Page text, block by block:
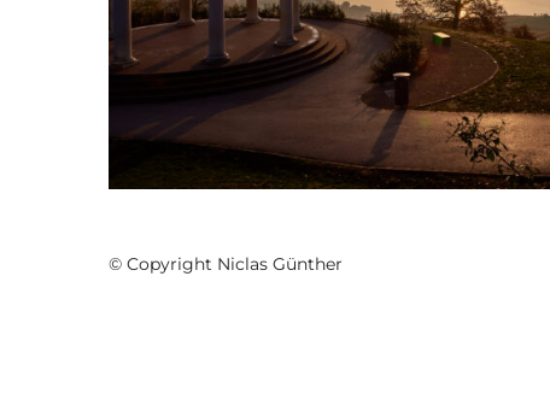
Niederwalddenkmal
Eine meiner verrückteren Ideen: Den
fotografieren.
© Copyright Niclas Günther